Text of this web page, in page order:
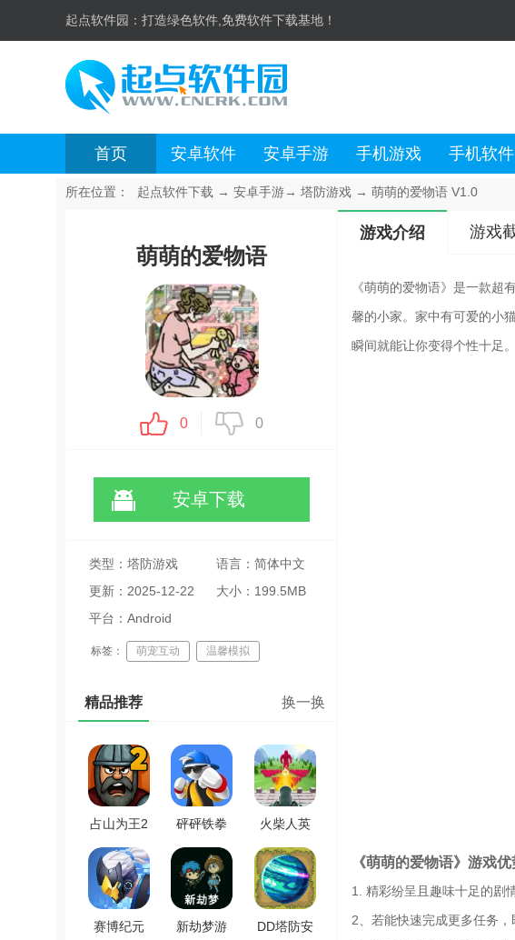
起点软件园： 打造绿色软件,免费软件下载基地！
首页 安卓软件 安卓手游 手机游戏 手机软件
所在位置： 起点软件下载 → 安卓手游→ 塔防游戏 → 萌萌的爱物语 V1.0
萌萌的爱物语
0 0
安卓下载
类型：塔防游戏
语言：简体中文
更新：2025-12-22
18:31:01
大小：199.5MB
平台：Android
标签： 萌宠互动 温馨模拟
精品推荐 换一换
占山为王2
免费原版
v2.1007a
砰砰铁拳
游戏无广
告版
V1.0.3
火柴人英
雄城堡
V1.5.0
赛博纪元
新劫梦游
DD塔防安
游戏介绍 游戏
《萌萌的爱物语》是一款
馨的小家。家中有可爱的小
瞬间就能让你变得个性十足。
《萌萌的爱物语》游戏优
1. 精彩纷呈且趣味十足的剧
2、若能快速完成更多任务，